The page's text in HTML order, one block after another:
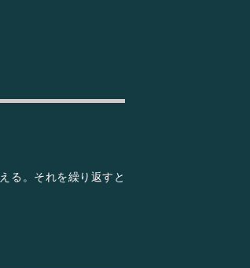
る。それを繰り返すと